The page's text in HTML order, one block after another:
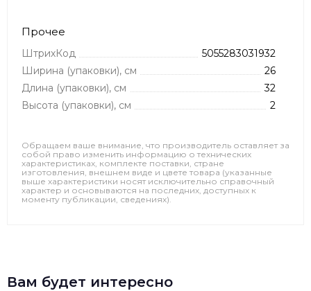
Прочее
ШтрихКод
5055283031932
Ширина (упаковки), см
26
Длина (упаковки), см
32
Высота (упаковки), см
2
Обращаем ваше внимание, что производитель оставляет за
собой право изменить информацию о технических
характеристиках, комплекте поставки, стране
изготовления, внешнем виде и цвете товара (указанные
выше характеристики носят исключительно справочный
характер и основываются на последних, доступных к
моменту публикации, сведениях).
Вам будет интересно